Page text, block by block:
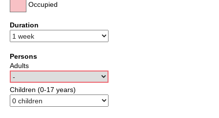
Occupied
Duration
Persons
Adults
Children (0-17 years)